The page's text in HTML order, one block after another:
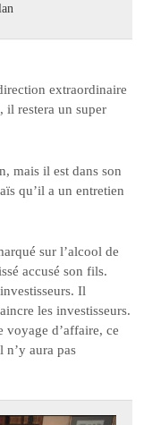
extraordinaire
il restera un super
mais il est dans son
qu’il a un entretien
sur l’alcool de
accusé son fils.
Il
les investisseurs.
voyage d’affaire, ce
n’y aura pas